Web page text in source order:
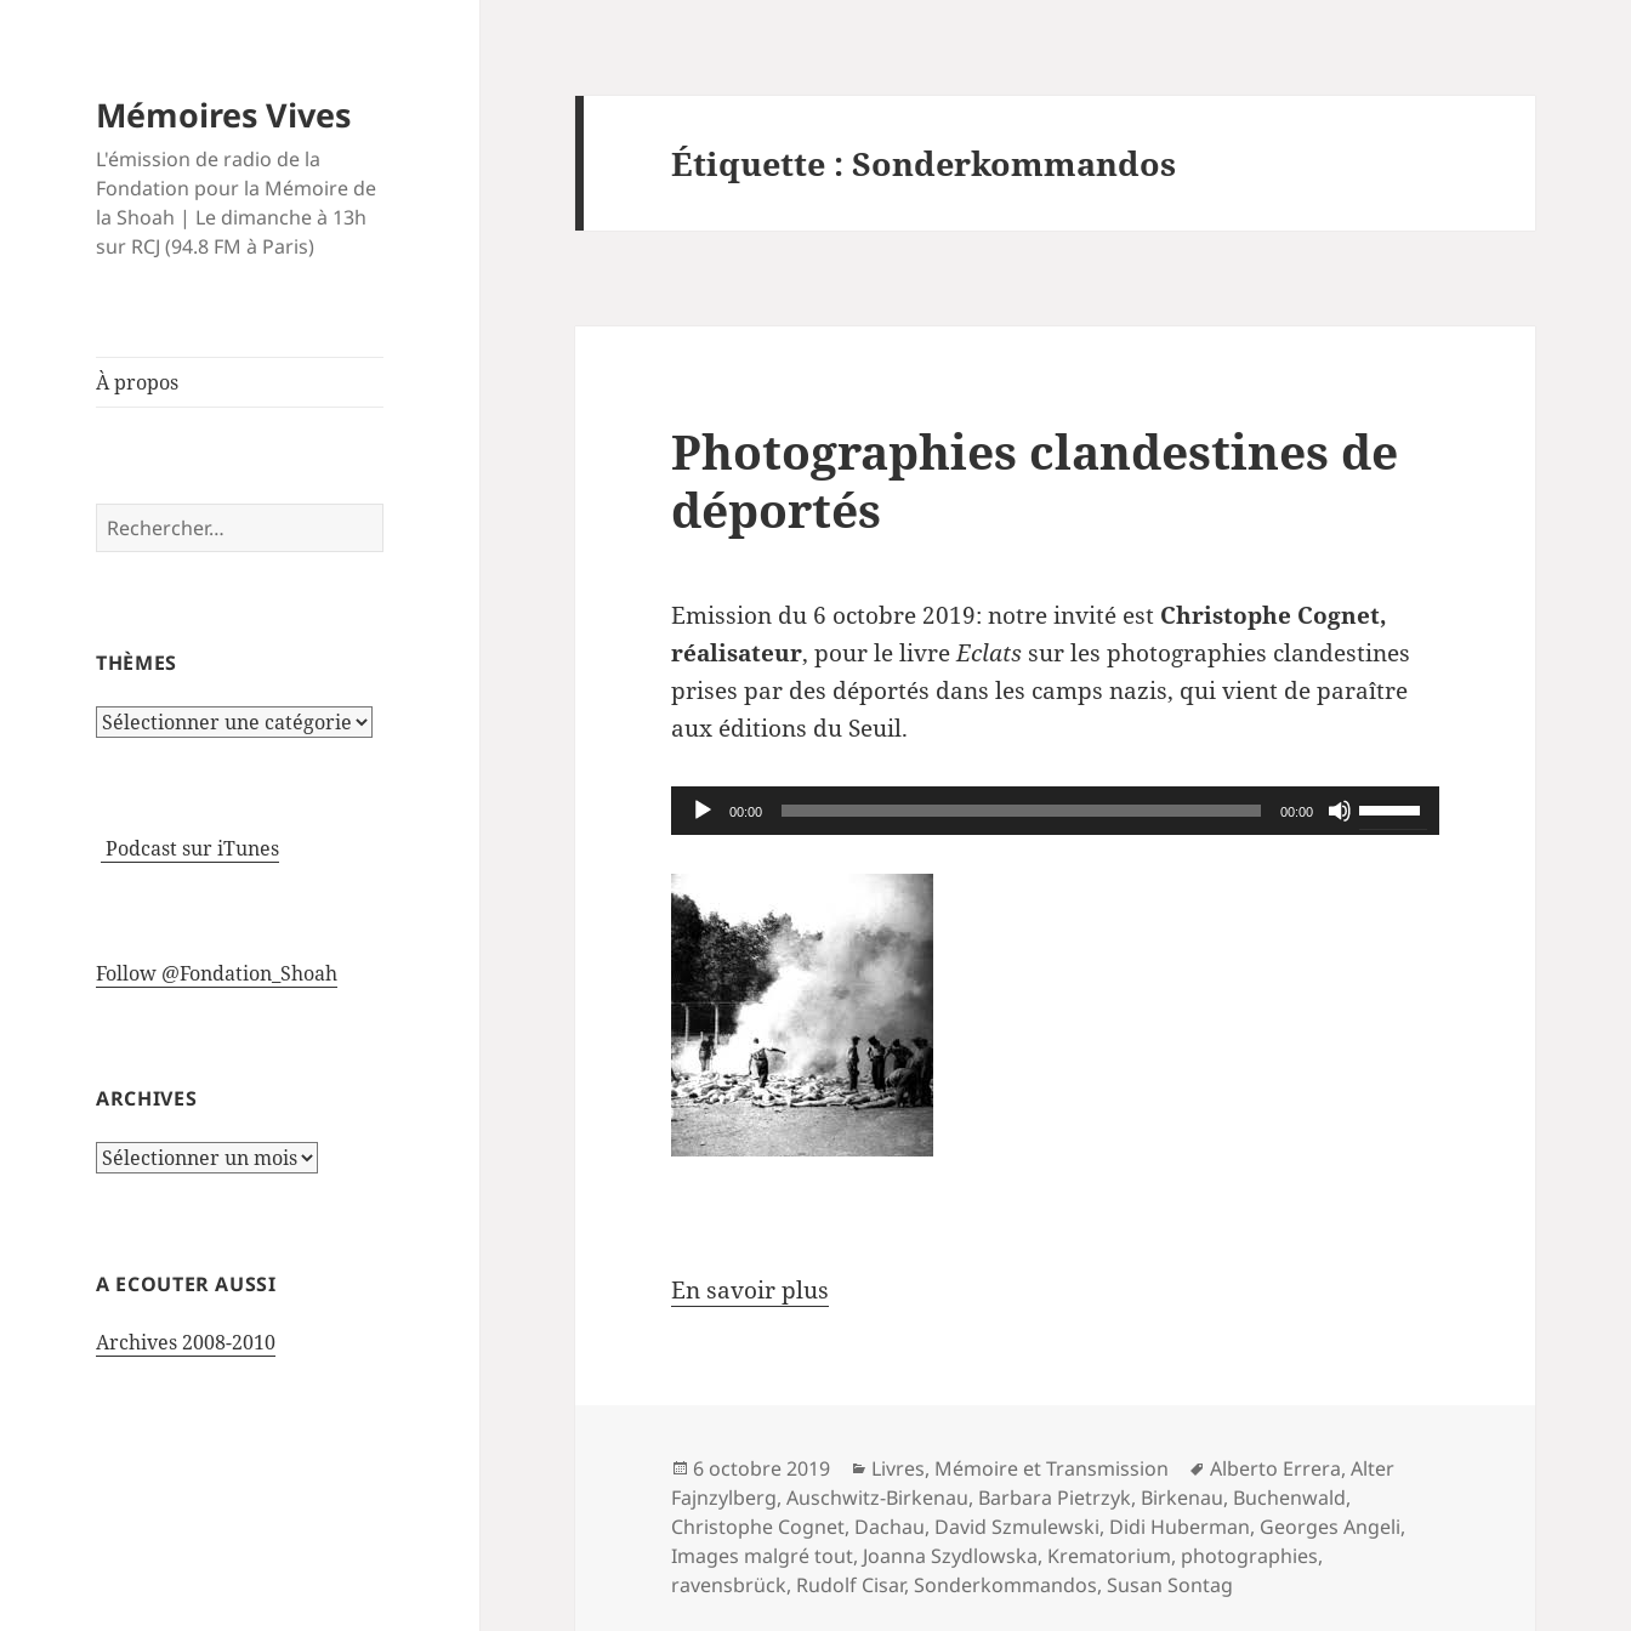
Mémoires Vives
L'émission de radio de la
Fondation pour la Mémoire de
la Shoah | Le dimanche à 13h
sur RCJ (94.8 FM à Paris)
À propos
Rechercher :
THÈMES
Thèmes
Podcast sur iTunes
Follow @Fondation_Shoah
ARCHIVES
Archives
A ECOUTER AUSSI
Archives 2008-2010
Étiquette :Sonderkommandos
Photographies clandestines de
déportés
Emission du 6 octobre 2019: notre invité est Christophe Cognet,
réalisateur, pour le livreEclats sur les photographies clandestines
prises par des déportés dans les camps nazis, qui vient de paraître
aux éditions du Seuil.
Lecteur
audio
00:00 00:00
Utilisez
les
En savoir plus
Publié
le
6 octobre 2019 Catégories
Livres, Mémoire et Transmission
Mots-
clés
Alberto Errera,Alter
Fajnzylberg,Auschwitz-Birkenau, Barbara Pietrzyk, Birkenau, Buchenwald,
Christophe Cognet, Dachau, David Szmulewski, Didi Huberman, Georges Angeli,
Images malgré tout, Joanna Szydlowska, Krematorium, photographies,
ravensbrück, Rudolf Cisar, Sonderkommandos, Susan Sontag